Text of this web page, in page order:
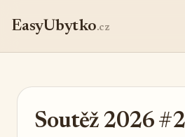
EasyUbytko.cz
Soutěž 2026